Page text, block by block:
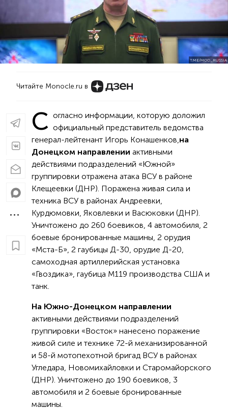
T.ME/MOD_RUSSIA
Читайте Monocle.ru в
С огласно информации, которую доложил
официальный представитель ведомства
генерал-лейтенант Игорь Конашенков, на
Донецком направлении активными
действиями подразделений «Южной»
группировки отражена атака ВСУ в районе
Клещеевки (ДНР). Поражена живая сила и
техника ВСУ в районах Андреевки,
Курдюмовки, Яковлевки и Васюковки (ДНР).
Уничтожено до 260 боевиков, 4 автомобиля, 2
боевые бронированные машины, 2 орудия
«Мста-Б», 2 гаубицы Д-30, орудие Д-20,
самоходная артиллерийская установка
«Гвоздика», гаубица М119 производства США и
танк.
На Южно-Донецком направлении
активными действиями подразделений
группировки «Восток» нанесено поражение
живой силе и технике 72-й механизированной
и 58-й мотопехотной бригад ВСУ в районах
Угледара, Новомихайловки и Старомайорского
(ДНР). Уничтожено до 190 боевиков, 3
автомобиля и 2 боевые бронированные
машины.